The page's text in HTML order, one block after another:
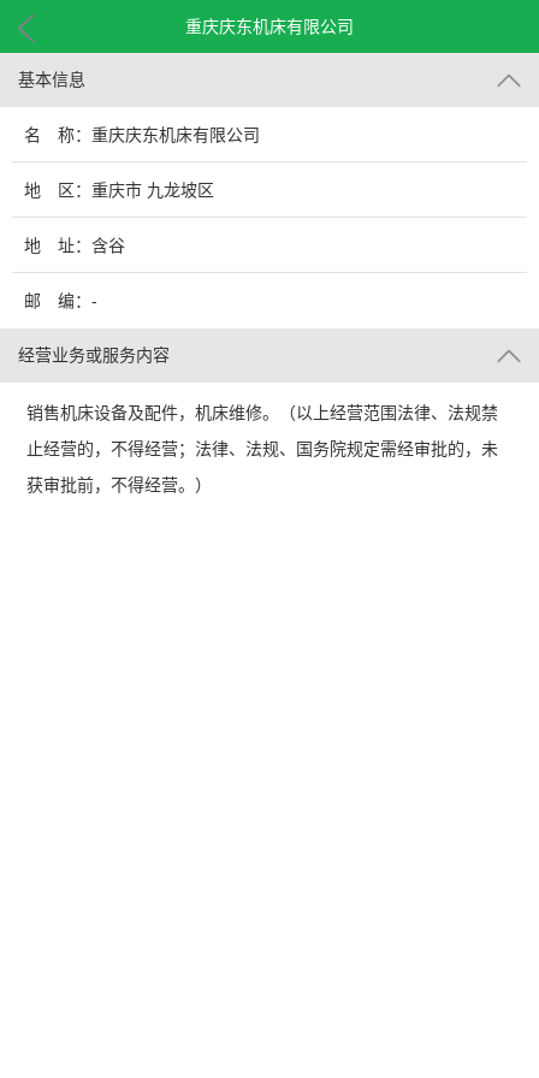
重庆庆东机床有限公司
基本信息
名 称：重庆庆东机床有限公司
地 区：重庆市 九龙坡区
地 址：含谷
邮 编：-
经营业务或服务内容
销售机床设备及配件，机床维修。（以上经营范围法律、法规禁
止经营的，不得经营；法律、法规、国务院规定需经审批的，未
获审批前，不得经营。）